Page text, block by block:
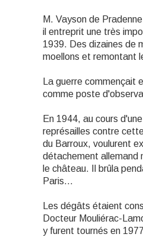
M. Vayson de
il entreprit une très
1939. Des dizaines de
moellons et remontant
La guerre
comme poste
En 1944, au cours
représailles contre
du Barroux, voulurent
détachement allemand
le château. Il brûla
Paris...
Les dégâts étaient
Docteur Mouliérac-
y furent tournés en